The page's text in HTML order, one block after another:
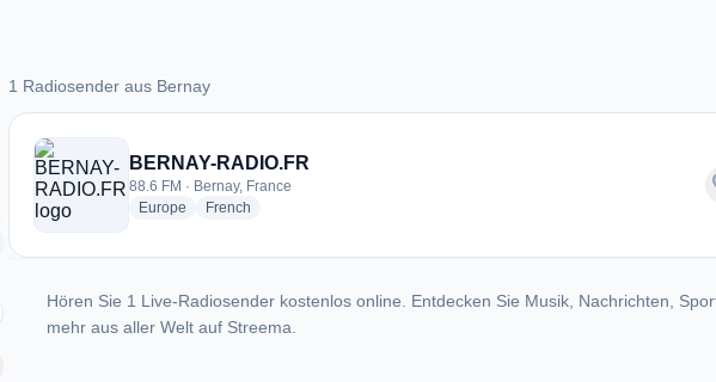
1 Radiosender aus Bernay
1 Radiosender aus Bernay
BERNAY-RADIO.FR
88.6 FM · Bernay, France
Europe radio stations
French
Hören Sie 1 Live-Radiosender kostenlos online. Entdecken Sie Musik, Nachrichten,
mehr aus aller Welt auf Streema.